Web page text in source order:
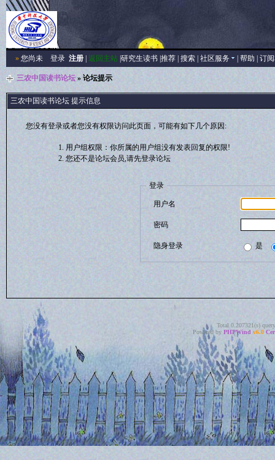
»您尚未 登录 注册| 返回主站| 研究生读书| 推荐| 搜索| 社区服务 帮助 订
三农中国读书论坛» 论坛提示
三农中国读书论坛 提示信息
您没有登录或者您没有权限访问此页面，可能有如下几个原因:
用户组权限：你所属的用户组没有发表回复的权限!
您还不是论坛会员,请先登录论坛
登录
用户名
密码
隐身登录 是
Total 0.207321(s)
Powered by PHPWind v6.0